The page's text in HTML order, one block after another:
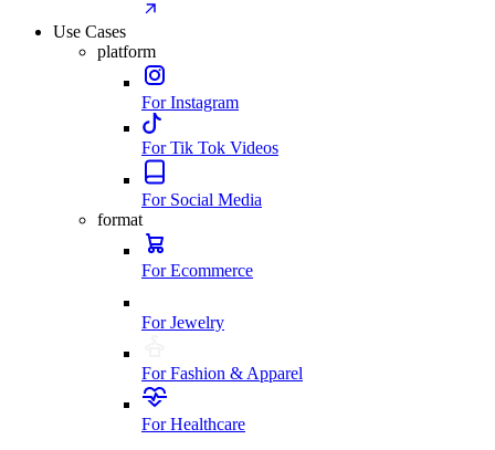
Use Cases
platform
For Instagram
For Tik Tok Videos
For Social Media
format
For Ecommerce
For Jewelry
For Fashion & Apparel
For Healthcare